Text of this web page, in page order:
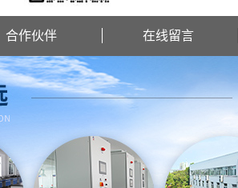
合作伙伴 在线留言